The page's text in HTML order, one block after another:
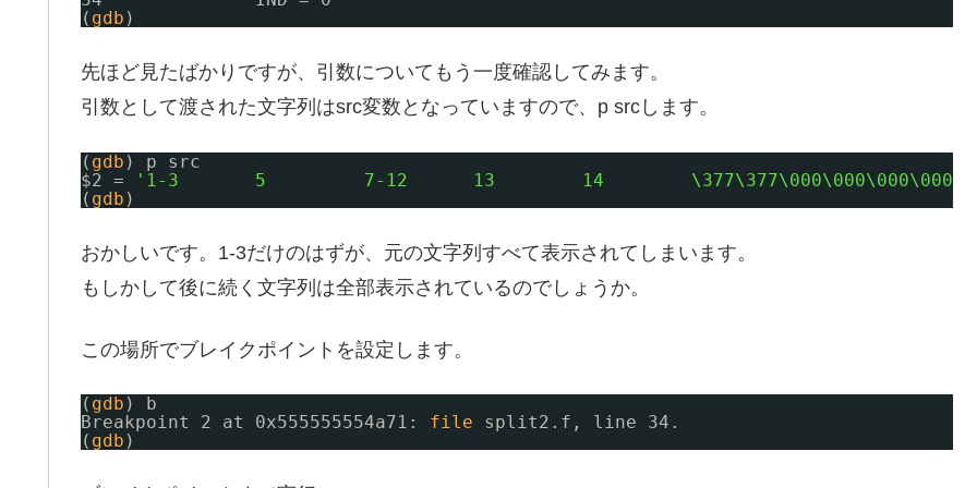
( gdb )
先ほど見たばかりですが、引数についてもう一度確認してみます。
引数として渡された文字列はsrc変数となっていますので、p srcします。
( gdb ) p src
$2 =
'1-3       5         7-12      13        14
( gdb )
おかしいです。1-3だけのはずが、元の文字列すべて表示されてしまいます。
もしかして後に続く文字列は全部表示されているのでしょうか。
この場所でブレイクポイントを設定します。
( gdb ) b
Breakpoint 2 at 0x555555554a71: file
split2.f, line 34.
( gdb )